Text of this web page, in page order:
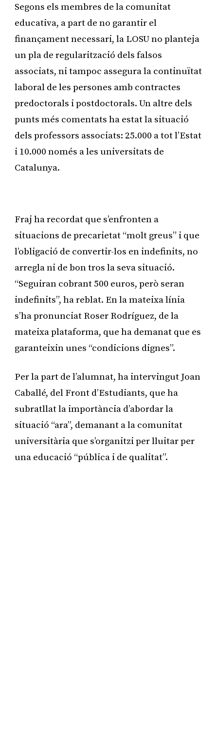
Segons els membres de la comunitat
educativa, a part de no garantir el
finançament necessari, la LOSU no planteja
un pla de regularització dels falsos
associats, ni tampoc assegura la continuïtat
laboral de les persones amb contractes
predoctorals i postdoctorals. Un altre dels
punts més comentats ha estat la situació
dels professors associats: 25.000 a tot l’Estat
i 10.000 només a les universitats de
Catalunya.
Fraj ha recordat que s’enfronten a
situacions de precarietat “molt greus” i que
l’obligació de convertir-los en indefinits, no
arregla ni de bon tros la seva situació.
“Seguiran cobrant 500 euros, però seran
indefinits”, ha reblat. En la mateixa línia
s’ha pronunciat Roser Rodríguez, de la
mateixa plataforma, que ha demanat que es
garanteixin unes “condicions dignes”.
Per la part de l’alumnat, ha intervingut Joan
Caballé, del Front d’Estudiants, que ha
subratllat la importància d’abordar la
situació “ara”, demanant a la comunitat
universitària que s’organitzi per lluitar per
una educació “pública i de qualitat”.